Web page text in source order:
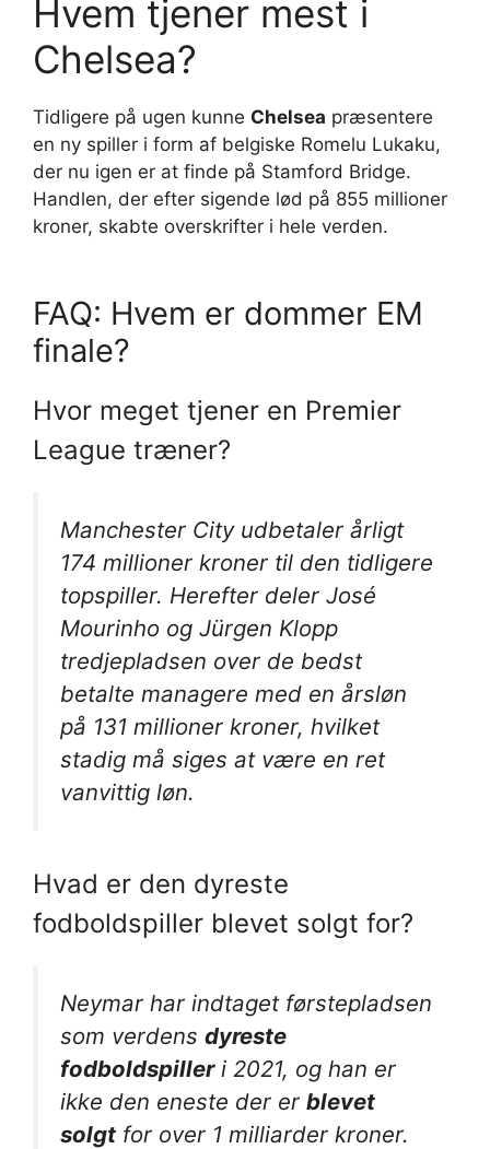
Hvem tjener mest i
Chelsea?
Tidligere på ugen kunne Chelsea præsentere
en ny spiller i form af belgiske Romelu Lukaku,
der nu igen er at finde på Stamford Bridge.
Handlen, der efter sigende lød på 855 millioner
kroner, skabte overskrifter i hele verden.
FAQ: Hvem er dommer EM
finale?
Hvor meget tjener en Premier
League træner?
Manchester City udbetaler årligt
174 millioner kroner til den tidligere
topspiller. Herefter deler José
Mourinho og Jürgen Klopp
tredjepladsen over de bedst
betalte managere med en årsløn
på 131 millioner kroner, hvilket
stadig må siges at være en ret
vanvittig løn.
Hvad er den dyreste
fodboldspiller blevet solgt for?
Neymar har indtaget førstepladsen
som verdens dyreste
fodboldspilleri 2021, og han er
ikke den eneste der er blevet
solgt for over 1 milliarder kroner.